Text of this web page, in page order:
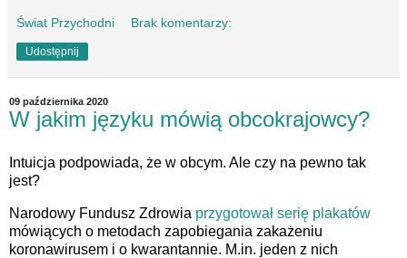
Świat Przychodni Brak komentarzy:
Udostępnij
09 października 2020
W jakim języku mówią obcokrajowcy?
Intuicja podpowiada, że w obcym. Ale czy na pewno tak
jest?
Narodowy Fundusz Zdrowia przygotował serię plakatów
mówiących o metodach zapobiegania zakażeniu
koronawirusem i o kwarantannie. M.in. jeden z nich